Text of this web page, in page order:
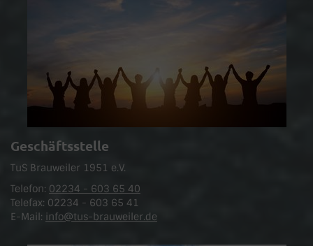
Geschäftsstelle
TuS Brauweiler 1951 e.V.
Telefon: 02234 - 603 65 40
Telefax: 02234 - 603 65 41
E-Mail: info@tus-brauweiler.de